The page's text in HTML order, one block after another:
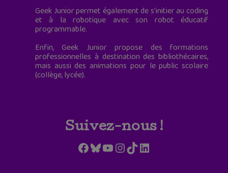
Geek Junior permet également de s'initier au coding
et à la robotique avec son robot éducatif
programmable.
Enfin, Geek Junior propose des formations
professionnelles à destination des bibliothécaires,
mais aussi des animations pour le public scolaire
(collège, lycée).
Suivez-nous !
Facebook
Bluesky
YouTube
Instagram
TikTokLinkedIn